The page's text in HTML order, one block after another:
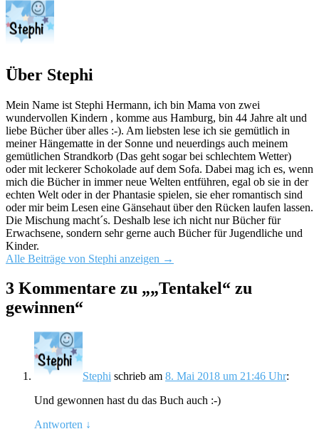
Über Stephi
Mein Name ist Stephi Hermann, ich bin Mama von zwei
wundervollen Kindern , komme aus Hamburg, bin 44 Jahre alt und
liebe Bücher über alles :-). Am liebsten lese ich sie gemütlich in
meiner Hängematte in der Sonne und neuerdings auch meinem
gemütlichen Strandkorb (Das geht sogar bei schlechtem Wetter)
oder mit leckerer Schokolade auf dem Sofa. Dabei mag ich es, wenn
mich die Bücher in immer neue Welten entführen, egal ob sie in der
echten Welt oder in der Phantasie spielen, sie eher romantisch sind
oder mir beim Lesen eine Gänsehaut über den Rücken laufen lassen.
Die Mischung macht´s. Deshalb lese ich nicht nur Bücher für
Erwachsene, sondern sehr gerne auch Bücher für Jugendliche und
Kinder.
Alle Beiträge von Stephi anzeigen →
3 Kommentare zu „„Tentakel“ zu
gewinnen“
Stephi schrieb am 8. Mai 2018 um 21:46 Uhr:
Und gewonnen hast du das Buch auch :-)
Antworten ↓